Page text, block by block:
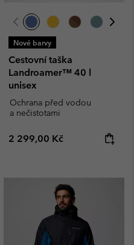
Nové barvy
Cestovní taška
Landroamer™ 40 l
unisex
Ochrana před vodou
a nečistotami
Regular price:
2 299,00 Kč